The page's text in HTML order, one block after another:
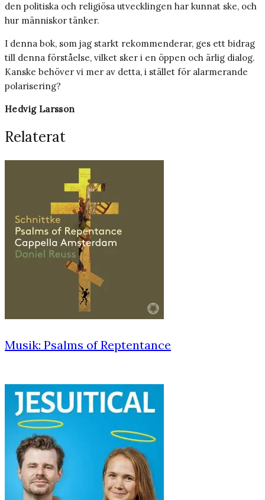
den politiska och religiösa utvecklingen har kunnat ske, och
hur människor tänker.
I denna bok, som jag starkt rekommenderar, ges ett bidrag
till denna förståelse, vilket sker i en öppen och ärlig dialog.
Kanske behöver vi mer av detta, i stället för alarmerande
polarisering?
Hedvig Larsson
Relaterat
Musik: Psalms of Reptentance